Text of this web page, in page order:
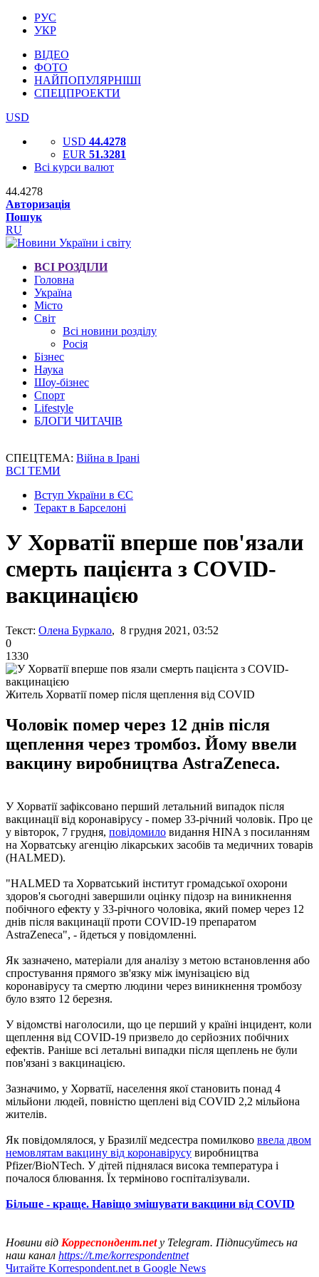
РУС
УКР
ВІДЕО
ФОТО
НАЙПОПУЛЯРНІШІ
СПЕЦПРОЕКТИ
USD
USD 44.4278
EUR 51.3281
Всі курси валют
44.4278
Авторизація
Пошук
RU
ВСІ РОЗДІЛИ
Головна
Україна
Місто
Світ
Всі новини розділу
Росія
Бізнес
Наука
Шоу-бізнес
Спорт
Lifestyle
БЛОГИ ЧИТАЧІВ
СПЕЦТЕМА: Війна в Ірані
ВСІ ТЕМИ
Вступ України в ЄС
Теракт в Барселоні
У Хорватії вперше пов'язали
смерть пацієнта з COVID-
вакцинацією
Текст: Олена Буркало, 8 грудня 2021, 03:52
0
1330
Житель Хорватії помер після щеплення від COVID
Чоловік помер через 12 днів після
щеплення через тромбоз. Йому ввели
вакцину виробництва AstraZeneca.
У Хорватії зафіксовано перший летальний випадок після
вакцинації від коронавірусу - помер 33-річний чоловік. Про це
у вівторок, 7 грудня, повідомило видання HINA з посиланням
на Хорватську агенцію лікарських засобів та медичних товарів
(HALMED).
"HALMED та Хорватський інститут громадської охорони
здоров'я сьогодні завершили оцінку підозр на виникнення
побічного ефекту у 33-річного чоловіка, який помер через 12
днів після вакцинації проти COVID-19 препаратом
AstraZeneca", - йдеться у повідомленні.
Як зазначено, матеріали для аналізу з метою встановлення або
спростування прямого зв'язку між імунізацією від
коронавірусу та смертю людини через виникнення тромбозу
було взято 12 березня.
У відомстві наголосили, що це перший у країні інцидент, коли
щеплення від COVID-19 призвело до серйозних побічних
ефектів. Раніше всі летальні випадки після щеплень не були
пов'язані з вакцинацією.
Зазначимо, у Хорватії, населення якої становить понад 4
мільйони людей, повністю щеплені від COVID 2,2 мільйона
жителів.
Як повідомлялося, у Бразилії медсестра помилково ввела двом
немовлятам вакцину від коронавірусу виробництва
Pfizer/BioNTech. У дітей піднялася висока температура і
почалося блювання. Їх терміново госпіталізували.
Більше - краще. Навіщо змішувати вакцини від COVID
Новини від Корреспондент.netу Telegram. Підписуйтесь на
наш канал https://t.me/korrespondentnet
Читайте Korrespondent.net в Google News